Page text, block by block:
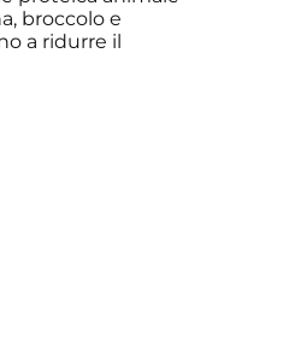
broccolo e
a ridurre il